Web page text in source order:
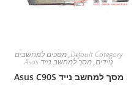
Default Category
,מסכים למחשבים
ניידים,מסך למחשב נייד Asus
מסך למחשב נייד Asus C90S